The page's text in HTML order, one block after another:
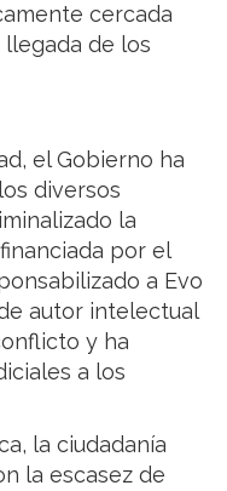
cercada
de los
el Gobierno ha
diversos
la
por el
a Evo
autor intelectual
y ha
a los
la ciudadanía
la escasez de